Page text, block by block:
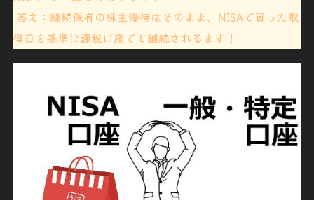
答え：継続保有の株主優待はそのまま、NISAで買った取
得日を基準に課税口座でも継続されるます！